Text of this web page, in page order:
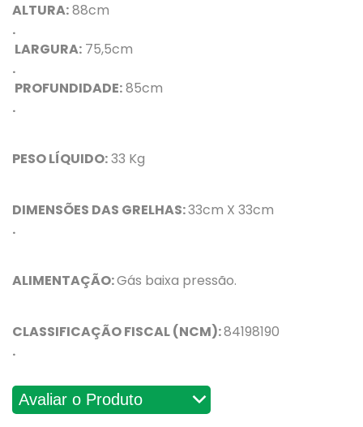
ALTURA:88cm
.
LARGURA: 75,5cm
.
PROFUNDIDADE:85cm
.
PESO LÍQUIDO:33 Kg
DIMENSÕES DAS GRELHAS:33cm X 33cm
.
ALIMENTAÇÃO:Gás baixa pressão.
CLASSIFICAÇÃO FISCAL (NCM):84198190
.
Avaliações